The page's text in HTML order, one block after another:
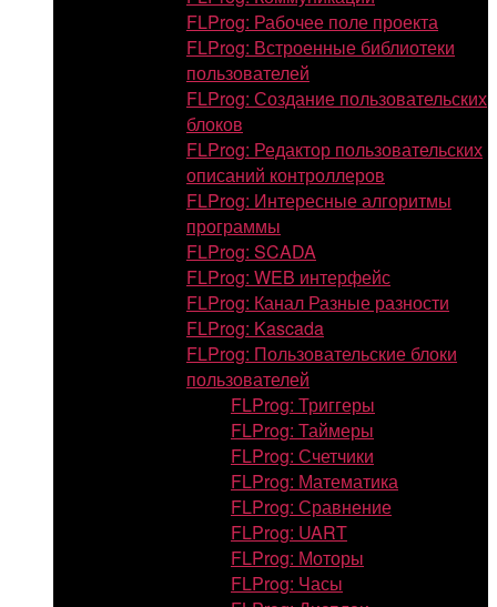
FLProg: Рабочее поле проекта
FLProg: Встроенные библиотеки
пользователей
FLProg: Создание пользовательских
блоков
FLProg: Редактор пользовательских
описаний контроллеров
FLProg: Интересные алгоритмы
программы
FLProg: SCADA
FLProg: WEB интерфейс
FLProg: Канал Разные разности
FLProg: Kascada
FLProg: Пользовательские блоки
пользователей
FLProg: Триггеры
FLProg: Таймеры
FLProg: Счетчики
FLProg: Математика
FLProg: Сравнение
FLProg: UART
FLProg: Моторы
FLProg: Часы